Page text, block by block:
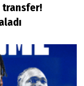
transfer!